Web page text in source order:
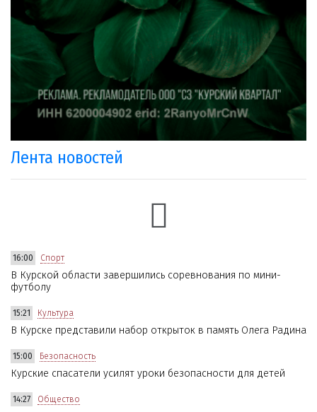
Лента новостей
16:00 Спорт
В Курской области завершились соревнования по мини-
футболу
15:21 Культура
В Курске представили набор открыток в память Олега Радина
15:00 Безопасность
Курские спасатели усилят уроки безопасности для детей
14:27 Общество